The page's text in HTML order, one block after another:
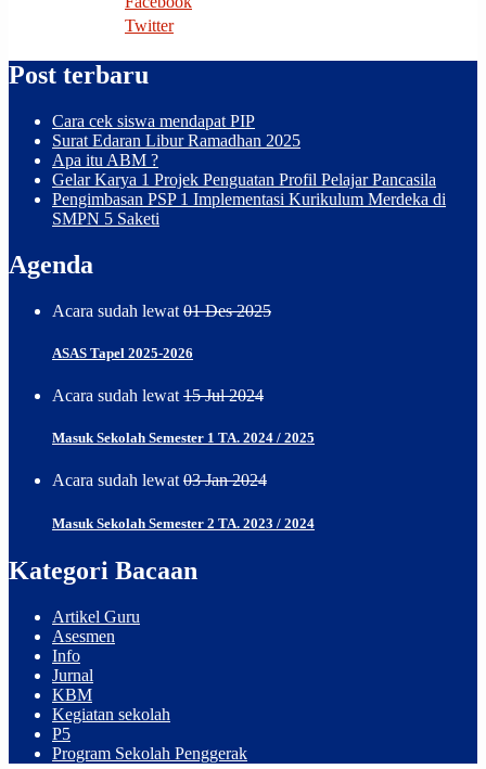
rolex
submariner.
exceptional
finish
4.31
movement
can
observed
case
Twitter
Post terbaru
Cara cek siswa mendapat PIP
Surat Edaran Libur Ramadhan 2025
Apa itu ABM ?
Gelar Karya 1 Projek Penguatan Profil Pelajar Pancasila
Pengimbasan PSP 1 Implementasi Kurikulum Merdeka di
SMPN 5 Saketi
Agenda
Acara sudah lewat 01 Des 2025
ASAS Tapel 2025-2026
Acara sudah lewat 15 Jul 2024
Masuk Sekolah Semester 1 TA. 2024 / 2025
Acara sudah lewat 03 Jan 2024
Masuk Sekolah Semester 2 TA. 2023 / 2024
Kategori Bacaan
Artikel Guru
Asesmen
Info
Jurnal
KBM
Kegiatan sekolah
P5
Program Sekolah Penggerak